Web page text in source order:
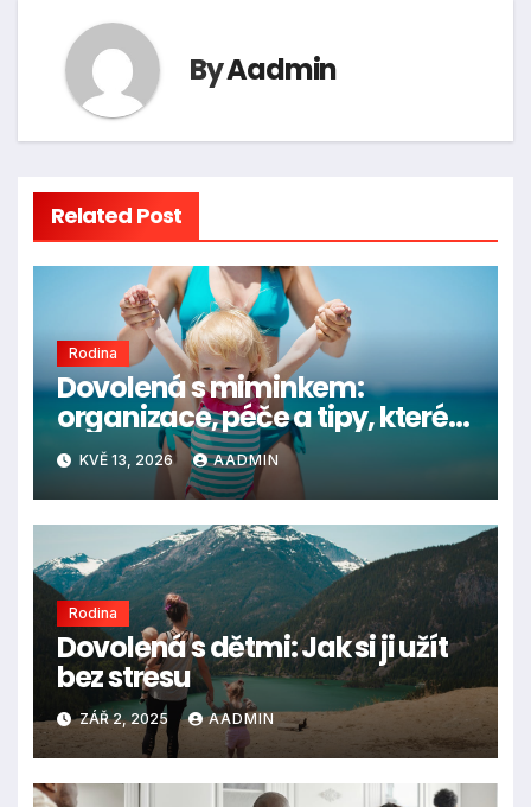
ByAadmin
Related Post
Rodina
Dovolená s miminkem:
organizace, péče a tipy, které
rozhodují
KVĚ 13, 2026 AADMIN
Rodina
Dovolená s dětmi: Jak si ji užít
bez stresu
ZÁŘ 2, 2025 AADMIN